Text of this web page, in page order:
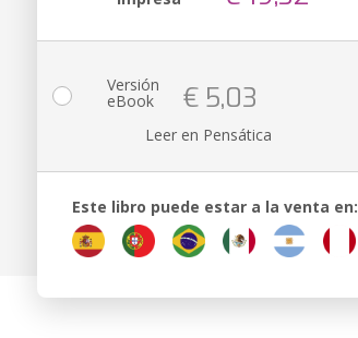
Versión
eBook € 5,03
Leer en Pensática
Este libro puede estar a la venta en: